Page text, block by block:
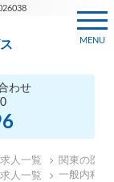
わせ
MENU
人一覧
関東の医師
人一覧 一般内科の